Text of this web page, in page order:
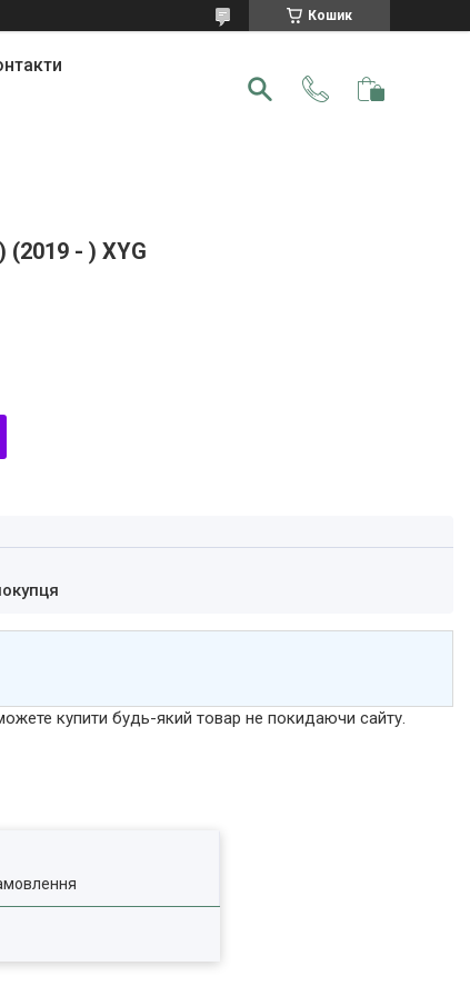
Кошик
(2019 - ) XYG
купити будь-який товар не покидаючи сайту.